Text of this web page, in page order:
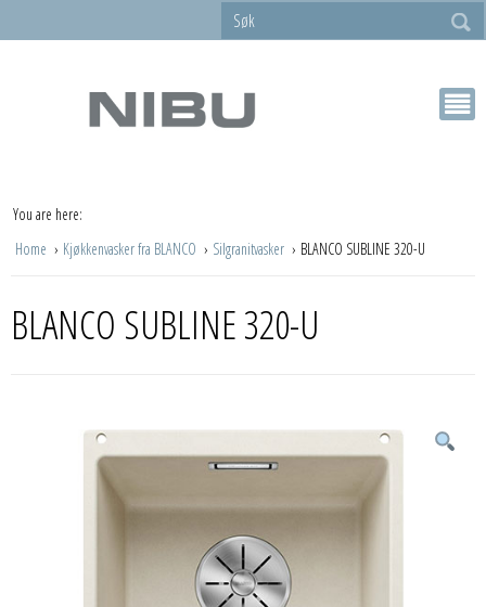
You are here:
Home
Kjøkkenvasker fra BLANCO Silgranitvasker BLANCO SUBLINE 320-U
BLANCO SUBLINE 320-U